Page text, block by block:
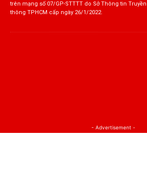
trên mạng số 07/GP-STTTT do Sở Thông tin Truyền
thông TPHCM cấp ngày 26/1/2022.
- Advertisement -